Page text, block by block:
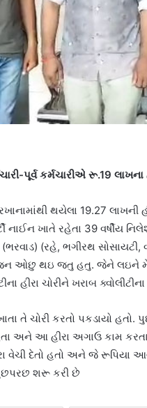
પૂર્વ કર્મચારીએ રૂ.19
થયેલા 19.27 લાખની
નાઈન ખાતે રહેતા 39
(ભરવાડ) (રહે, ભગીરથ
ઓછુ થઇ જતુ હતુ. જેને લઇને
હીરા ચોરીને ખરાબ
તે ચોરી કરતો પકડાયો હતો.
હતા અને આ હીરા અગાઉ કામ
વેચી દેતો હતો અને જે
શરૂ કરી છે